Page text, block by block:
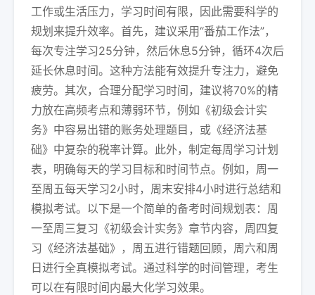
工作或生活压力，学习时间有限，因此需要科学的
规划来提升效率。首先，建议采用“番茄工作法”，
每次专注学习25分钟，然后休息5分钟，循环4次后
延长休息时间。这种方法能有效提升专注力，避免
疲劳。其次，合理分配学习时间，建议将70%的精
力放在高频考点和薄弱环节，例如《初级会计实
务》中容易出错的账务处理题目，或《经济法基
础》中复杂的税率计算。此外，制定每周学习计划
表，明确每天的学习目标和时间节点。例如，周一
至周五每天学习2小时，周末安排4小时进行总结和
模拟考试。以下是一个简单的备考时间规划表：周
一至周三复习《初级会计实务》章节内容，周四复
习《经济法基础》，周五进行错题回顾，周六和周
日进行全真模拟考试。通过科学的时间管理，考生
可以在有限时间内最大化学习效果。